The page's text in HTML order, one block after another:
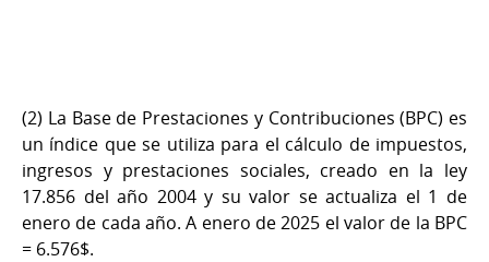
(2) La Base de Prestaciones y Contribuciones (BPC) es
un índice que se utiliza para el cálculo de impuestos,
ingresos y prestaciones sociales, creado en la ley
17.856 del año 2004 y su valor se actualiza el 1 de
enero de cada año. A enero de 2025 el valor de la BPC
= 6.576$.